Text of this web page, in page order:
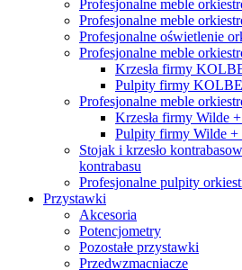
Profesjonalne meble
Profesjonalne meble
Profesjonalne oświetlenie
Profesjonalne meble
Krzesła firmy
Pulpity firmy
Profesjonalne meble
Krzesła firmy Wilde
Pulpity firmy Wilde +
Stojak i krzesło
kontrabasu
Profesjonalne pulpity
Przystawki
Akcesoria
Potencjometry
Pozostałe przystawki
Przedwzmacniacze